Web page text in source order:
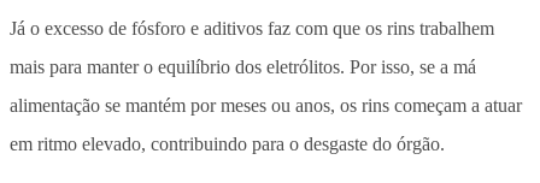
Já o excesso de fósforo e aditivos faz com que os rins trabalhem
mais para manter o equilíbrio dos eletrólitos. Por isso, se a má
alimentação se mantém por meses ou anos, os rins começam a atuar
em ritmo elevado, contribuindo para o desgaste do órgão.